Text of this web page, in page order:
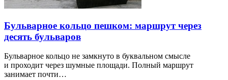
Бульварное кольцо пешком: маршрут через
десять бульваров
Бульварное кольцо не замкнуто в буквальном смысле
и проходит через шумные площади. Полный маршрут
занимает почти…